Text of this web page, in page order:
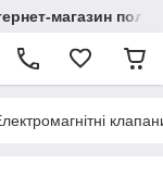
магазин